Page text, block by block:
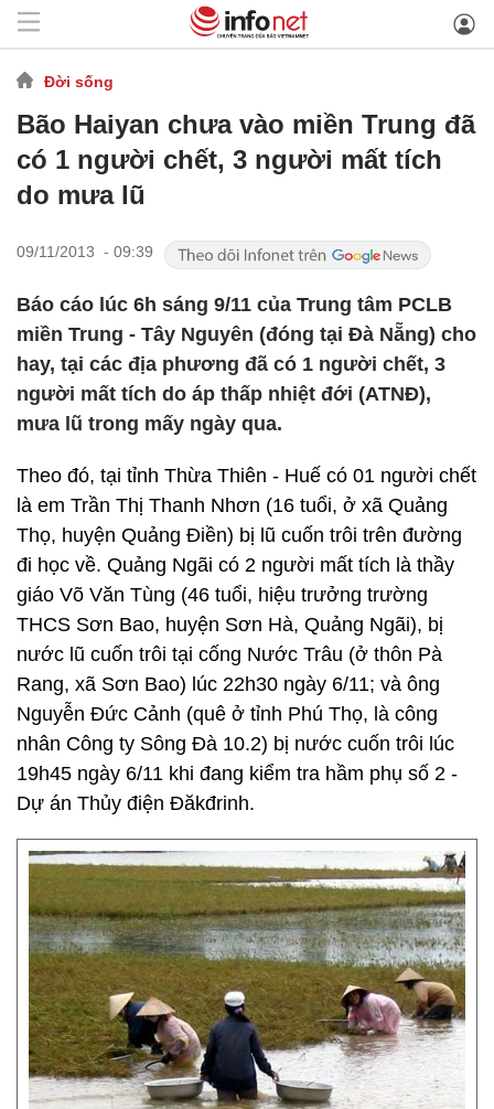
Đời sống
Bão Haiyan chưa vào miền Trung đã
có 1 người chết, 3 người mất tích
do mưa lũ
09/11/2013 - 09:39
Báo cáo lúc 6h sáng 9/11 của Trung tâm PCLB
miền Trung - Tây Nguyên (đóng tại Đà Nẵng) cho
hay, tại các địa phương đã có 1 người chết, 3
người mất tích do áp thấp nhiệt đới (ATNĐ),
mưa lũ trong mấy ngày qua.
Theo đó, tại tỉnh Thừa Thiên - Huế có 01 người chết
là em Trần Thị Thanh Nhơn (16 tuổi, ở xã Quảng
Thọ, huyện Quảng Điền) bị lũ cuốn trôi trên đường
đi học về. Quảng Ngãi có 2 người mất tích là thầy
giáo Võ Văn Tùng (46 tuổi, hiệu trưởng trường
THCS Sơn Bao, huyện Sơn Hà, Quảng Ngãi), bị
nước lũ cuốn trôi tại cống Nước Trâu (ở thôn Pà
Rang, xã Sơn Bao) lúc 22h30 ngày 6/11; và ông
Nguyễn Đức Cảnh (quê ở tỉnh Phú Thọ, là công
nhân Công ty Sông Đà 10.2) bị nước cuốn trôi lúc
19h45 ngày 6/11 khi đang kiểm tra hầm phụ số 2 -
Dự án Thủy điện Đăkđrinh.